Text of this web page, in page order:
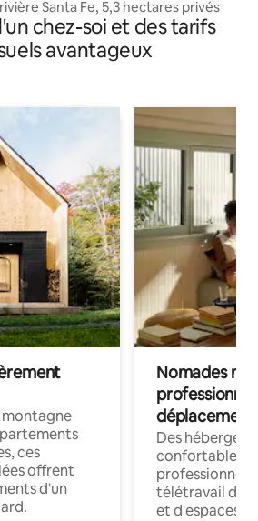
Santa Fe, 5,3 hectares privés
chez-soi et des tarifs
avantageux
montagne
ces
offrent
d'un
Nomades
déplacement
Des
confortables
professionnels
télétravail
et d'espaces